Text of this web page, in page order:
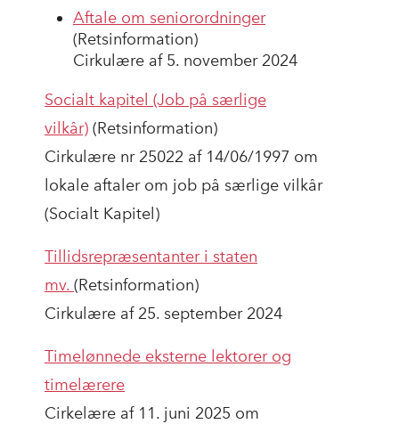
Aftale om seniorordninger
(Retsinformation)
Cirkulære af 5. november 2024
Socialt kapitel (Job på særlige
vilkår) (Retsinformation)
Cirkulære nr 25022 af 14/06/1997 om
lokale aftaler om job på særlige vilkår
(Socialt Kapitel)
Tillidsrepræsentanter i staten
mv. (Retsinformation)
Cirkulære af 25. september 2024
Timelønnede eksterne lektorer og
timelærere
Cirkelære af 11. juni 2025 om